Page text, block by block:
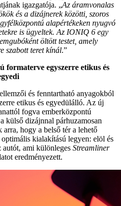
igazgatója. „Az áramvonalas
és a dizájnerek közötti, szoros
alapértékeken nyugvó
is ügyeltek. Az IONIQ 6 egy
öltött testet, amely
szabott teret kínál.”
formaterve egyszerre etikus és
és fenntartható anyagokból
etikus és egyedülálló. Az új
fogva emberközpontú
külső dizájnnal párhuzamosan
hogy a belső tér a lehető
kialakítású legyen: elöl és
ami különleges Streamliner
eredményezett.